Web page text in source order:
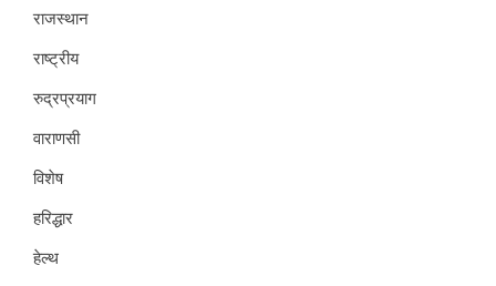
राजस्थान
राष्ट्रीय
रुद्रप्रयाग
वाराणसी
विशेष
हरिद्धार
हेल्थ